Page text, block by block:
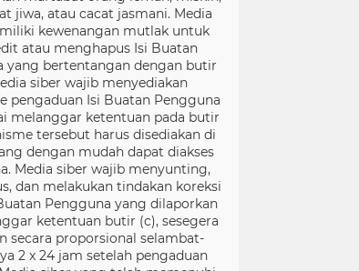
jiwa, atau cacat jasmani. Media
kewenangan mutlak untuk
atau menghapus Isi Buatan
yang bertentangan dengan butir
siber wajib menyediakan
pengaduan Isi Buatan Pengguna
melanggar ketentuan pada butir
tersebut harus disediakan di
dengan mudah dapat diakses
Media siber wajib menyunting,
dan melakukan tindakan koreksi
Pengguna yang dilaporkan
ketentuan butir (c), sesegera
secara proporsional selambat-
2 x 24 jam setelah pengaduan